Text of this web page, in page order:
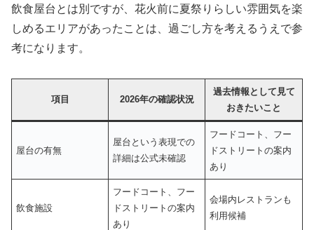
飲食屋台とは別ですが、花火前に夏祭りらしい雰囲気を楽
しめるエリアがあったことは、過ごし方を考えるうえで参
考になります。
項目 2026年の確認状況
過去情報として見て
おきたいこと
屋台の有無
屋台という表現での
詳細は公式未確認
フードコート、フー
ドストリートの案内
あり
飲食施設
フードコート、フー
ドストリートの案内
あり
会場内レストランも
利用候補